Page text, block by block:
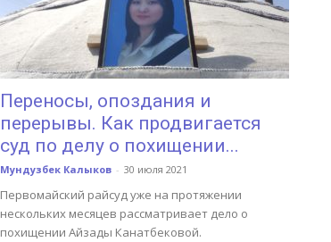
Переносы, опоздания и
перерывы. Как продвигается
суд по делу о похищении...
Мундузбек Калыков - 30 июля 2021
Первомайский райсуд уже на протяжении
нескольких месяцев рассматривает дело о
похищении Айзады Канатбековой.